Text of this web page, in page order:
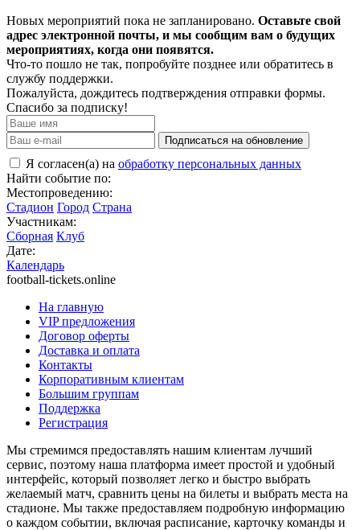
Новых мероприятий пока не запланировано. Оставьте свой
адрес электронной почты, и мы сообщим вам о будущих
мероприятиях, когда они появятся.
Что-то пошло не так, попробуйте позднее или обратитесь в
службу поддержки.
Пожалуйста, дождитесь подтверждения отправки формы.
Спасибо за подписку!
Подписаться на обновление
Я согласен(а) на обработку персональных данных
Найти событие по:
Местопроведению:
Стадион Город Страна
Участникам:
Сборная Клуб
Дате:
Календарь
football-tickets.online
На главную
VIP предложения
Договор оферты
Доставка и оплата
Контакты
Корпоративным клиентам
Большим группам
Поддержка
Регистрация
Мы стремимся предоставлять нашим клиентам лучший
сервис, поэтому наша платформа имеет простой и удобный
интерфейс, который позволяет легко и быстро выбрать
желаемый матч, сравнить цены на билеты и выбрать места на
стадионе. Мы также предоставляем подробную информацию
о каждом событии, включая расписание, карточку команды и